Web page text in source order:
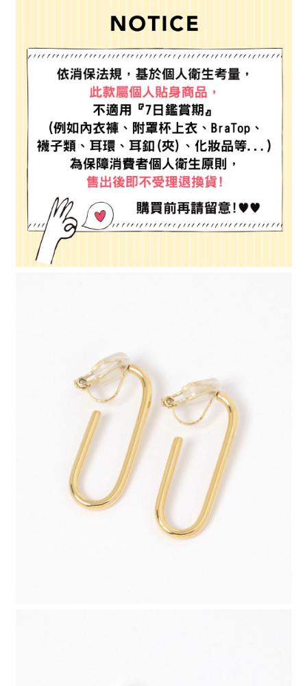
2.付款方式選擇「大哥付你分期」，訂單成立後會自動跳轉到大哥付的交易
成交易。
3.實際核准額度、可分期數及費用金額請依後續交易確認頁面所載為準。
4.訂單成立30分鐘內，如未前往確認交易或遇審核未通過，訂單將自動取
消。如遇「轉專審核」未通過狀況，表示未達大哥付你分期系統評分，恕無
1.分期款項不併入電信帳單，「大哥付你分期」於每月結算日後寄送繳費提
醒簡訊。
2.透過簡訊連結打開帳單後，可選擇「超商條碼／台灣大直營門市／銀行轉
帳／街口支付／iPASS MONEY」等通路繳費。
【注意事項】
1.本服務係由「台灣大哥大股份有限公司」（以下簡稱本公司）所提供，讓
用戶於交易時，得透過本服務購買商品或服務，並由商店將買賣／分期付款
買賣價金債權讓與本公司後，依約使用本公司帳單繳交帳款。
2.基於同意付款使用「大哥付你分期」之契約關係目的，商店將以您的個人
資料（包含姓名、電話或地址）提供予台灣大哥大進項蒐集、處理及利用，
由本公司與您本人進行分期帳單所需資料之確認、核對及更正。
AFTEE先享後付是「在收到商品之後才付款」的支付方式。 讓您購物簡單便
利好安心！
１．簡單：不需註冊會員、不需綁卡、不需儲值。
２．便利：只要手機號碼，簡訊認證，即可結帳。
３．安心：先確認商品／服務後，再付款。
【「AFTEE先享後付」結帳流程】
１．於結帳方式選擇「AFTEE先享後付」後，將跳轉至「AFTEE先享後付」
結帳頁面，進行簡訊認證並確認金額後，即可完成結帳。
２．訂單成立數日內，您將收到繳費通知簡訊。
３．收到繳費通知簡訊後14天內，點擊此簡訊中的連結，可透過四大超商／
ATM／網路銀行／等多元方式進行付款，方視為交易完成。
※ 請注意：結帳手續完成當下不需立刻繳費，但若您需要取消訂單，請聯絡
購買商品的店家。未經商家同意取消之訂單仍視為有效，需透過AFTEE先享
後付繳納相關費用。
※ 交易是否成功請以「AFTEE先享後付 」之結帳頁面顯示為準，若有關於
是否繳費成功／繳費後需取消欲退款等相關疑問，請聯繫「AFTEE先享後付
客戶支援中心」
「AFTEE先享後付」，若未經同意申辦者引起之損失，本公司不負相關責
４．使用「AFTEE先享後付」時，將依據個別帳號之用戶狀況，依本公司即
時審查核予不同之上限額度；若仍有額度不足之情形，本公司將視審查結果
請求用戶進行身份認證。
５．嚴禁一人註冊多個帳號或使用他人資訊註冊。若發現惡意使用之情形，
恩沛科技股份有限公司將有權停止該用戶之使用額度並採取法律行動。
運送方式
全家 取貨付款
每筆NT$80，滿NT$888(含以上)免運費
付款後 全家取貨
每筆NT$80，滿NT$888(含以上)免運費
7-11 取貨付款
每筆NT$80，滿NT$1,500(含以上)免運費
付款後 7-11取貨
每筆NT$80，滿NT$1,500(含以上)免運費